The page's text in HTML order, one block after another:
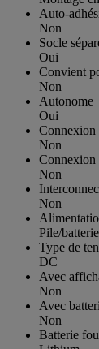
Auto-
Non
Socle
Oui
Convient
Non
Autonome
Oui
Connexion
Non
Connexion
Non
Non
Pile/batterie
Type de
DC
Avec
Non
Avec
Non
Batterie